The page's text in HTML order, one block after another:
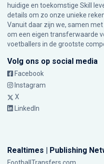
huidige en toekomstige Skill
details om zo onze unieke
Vanuit daar zijn we, samen
om een eigen transferwaarde
voetballers in de grootste
Volg ons op social media
Facebook
Instagram
X
LinkedIn
Realtimes | Publishing